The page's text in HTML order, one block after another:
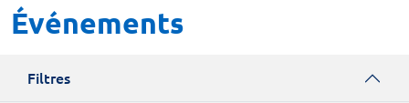
Événements
Filtres